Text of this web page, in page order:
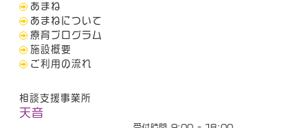
あまね
あまねについて
療育プログラム
施設概要
ご利用の流れ
相談支援事業所
天音